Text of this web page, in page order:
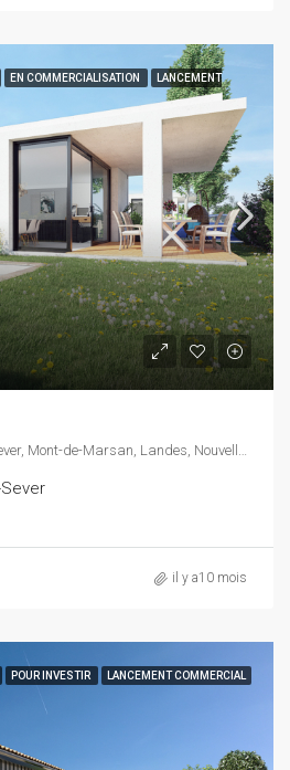
EN COMMERCIALISATION LANCEMENT
Chemin de Ladou, Saint-Sever, Mont-de-Marsan, Landes, Nouvelle-Aquitaine, France métropolitaine, 40500, France
il y a10 mois
POUR INVESTIR LANCEMENT COMMERCIAL